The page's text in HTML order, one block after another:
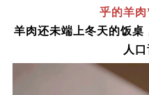
乎的羊肉
羊肉还未端上冬天的饭
人